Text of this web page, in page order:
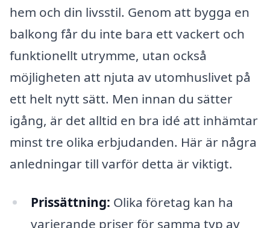
hem och din livsstil. Genom att bygga en
balkong får du inte bara ett vackert och
funktionellt utrymme, utan också
möjligheten att njuta av utomhuslivet på
ett helt nytt sätt. Men innan du sätter
igång, är det alltid en bra idé att inhämtar
minst tre olika erbjudanden. Här är några
anledningar till varför detta är viktigt.
Prissättning: Olika företag kan ha
varierande priser för samma typ av